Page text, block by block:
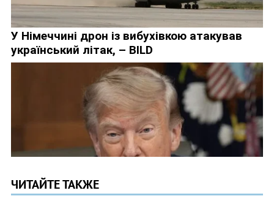
ЧИТАЙТЕ ТАКЖЕ